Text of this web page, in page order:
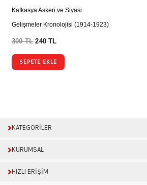
Kafkasya Askeri ve Siyasi
Gelişmeler Kronolojisi (1914-1923)
300TL 240TL
SEPETE EKLE
KATEGORİLER
KURUMSAL
HIZLI ERİŞİM